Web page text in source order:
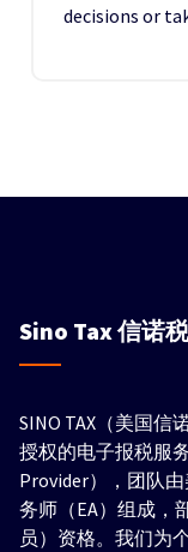
decisions or
Sino Tax信诺
SINO TAX（美国信
授权的电子报税服
Provider），团队
务师（EA）组成，
员）资格。我们为